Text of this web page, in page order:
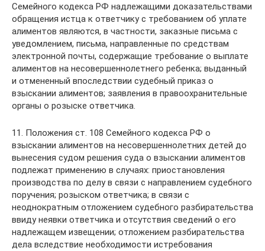
Семейного кодекса РФ надлежащими доказательствами
обращения истца к ответчику с требованием об уплате
алиментов являются, в частности, заказные письма с
уведомлением, письма, направленные по средствам
электронной почты, содержащие требование о выплате
алиментов на несовершеннолетнего ребенка; выданный
и отмененный впоследствии судебный приказ о
взыскании алиментов; заявления в правоохранительные
органы о розыске ответчика.
11. Положения ст. 108 Семейного кодекса РФ о
взыскании алиментов на несовершеннолетних детей до
вынесения судом решения суда о взыскании алиментов
подлежат применению в случаях: приостановления
производства по делу в связи с направлением судебного
поручения; розыском ответчика; в связи с
неоднократным отложением судебного разбирательства
ввиду неявки ответчика и отсутствия сведений о его
надлежащем извещении; отложением разбирательства
дела вследствие необходимости истребования